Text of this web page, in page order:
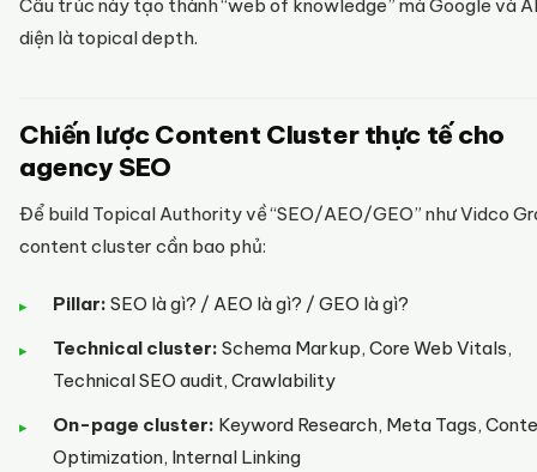
Cấu trúc này tạo thành “web of knowledge” mà Google và
diện là topical depth.
Chiến lược Content Cluster thực tế cho
agency SEO
Để build Topical Authority về “SEO/AEO/GEO” như Vidco
content cluster cần bao phủ:
Pillar: SEO là gì? / AEO là gì? / GEO là gì?
Technical cluster: Schema Markup, Core Web Vitals,
Technical SEO audit, Crawlability
On-page cluster: Keyword Research, Meta Tags,
Optimization, Internal Linking